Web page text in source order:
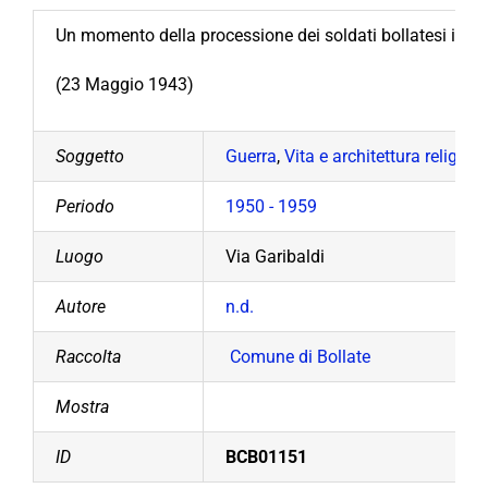
Un momento della processione dei soldati bollatesi in
(23 Maggio 1943)
Soggetto Guerra, Vita e architettura
Periodo 1950 - 1959
Luogo Via Garibaldi
Autore n.d.
Raccolta Comune di Bollate
Mostra
ID BCB01151